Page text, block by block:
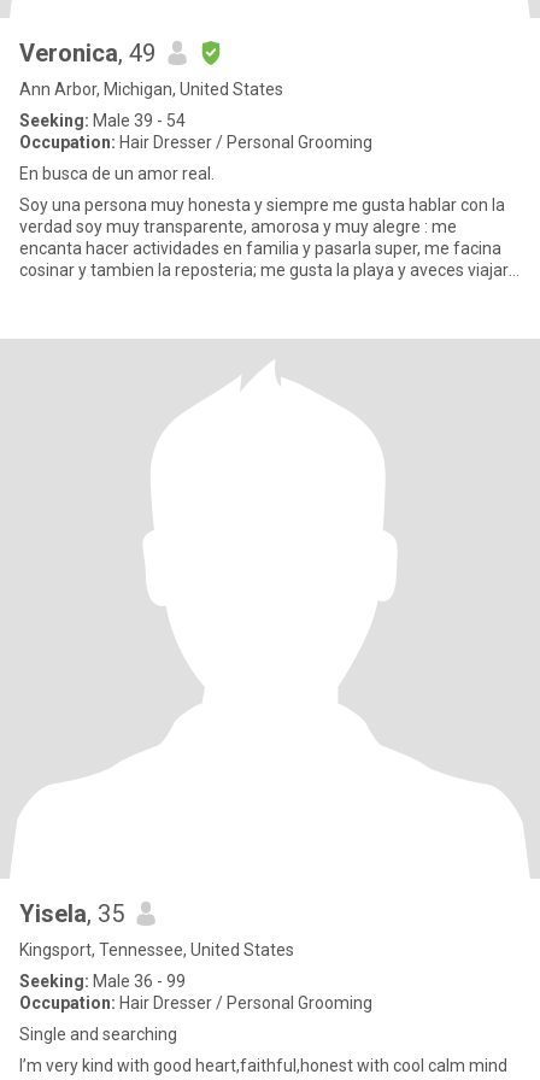
Veronica, 49
Ann Arbor, Michigan, United States
Seeking: Male 39 - 54
Occupation: Hair Dresser / Personal Grooming
En busca de un amor real.
Soy una persona muy honesta y siempre me gusta hablar con la
verdad soy muy transparente, amorosa y muy alegre : me
encanta hacer actividades en familia y pasarla super, me facina
cosinar y tambien la reposteria; me gusta la playa y aveces viajar
Yisela, 35
Kingsport, Tennessee, United States
Seeking: Male 36 - 99
Occupation: Hair Dresser / Personal Grooming
Single and searching
I’m very kind with good heart,faithful,honest with cool calm mind